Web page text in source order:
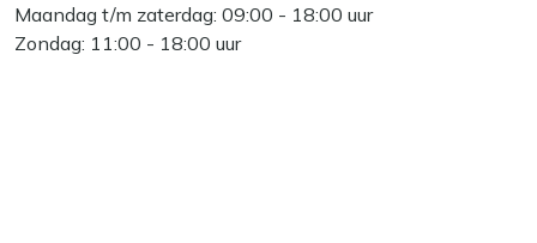
Maandag t/m zaterdag: 09:00 - 18:00 uur
Zondag: 11:00 - 18:00 uur